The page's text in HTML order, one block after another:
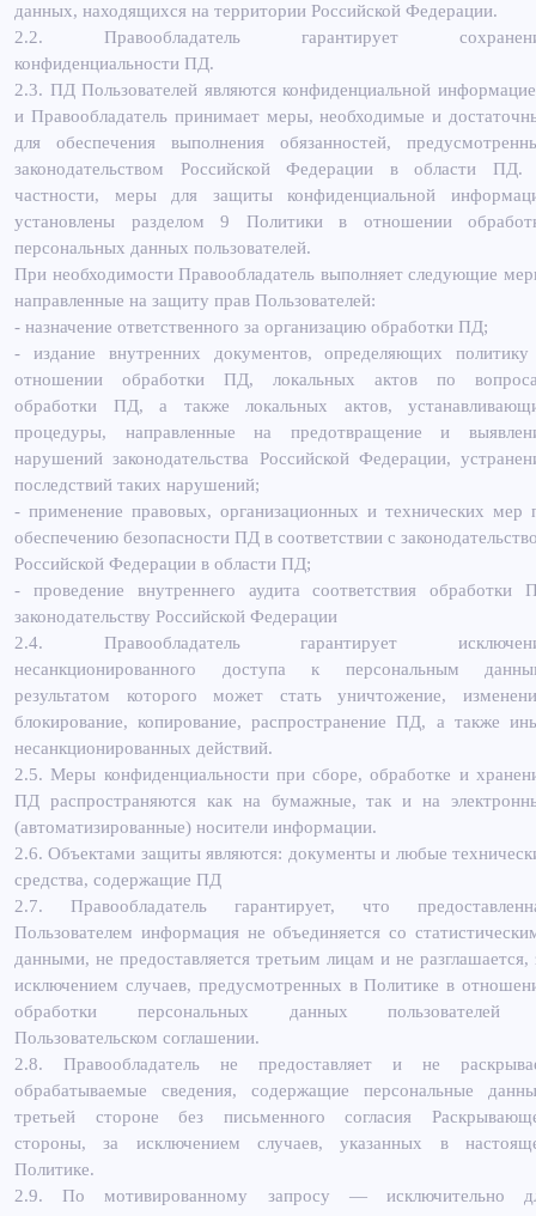
данных, находящихся на территории Российской Федерации.
2.2. Правообладатель гарантирует
конфиденциальности ПД.
2.3. ПД Пользователей являются конфиденциальной
и Правообладатель принимает меры, необходимые и
для обеспечения выполнения обязанностей,
законодательством Российской Федерации в области
частности, меры для защиты конфиденциальной
установлены разделом 9 Политики в отношении
персональных данных пользователей.
При необходимости Правообладатель выполняет следующие
направленные на защиту прав Пользователей:
- назначение ответственного за организацию обработки ПД;
- издание внутренних документов, определяющих
отношении обработки ПД, локальных актов по
обработки ПД, а также локальных актов,
процедуры, направленные на предотвращение и
нарушений законодательства Российской Федерации,
последствий таких нарушений;
- применение правовых, организационных и технических мер
обеспечению безопасности ПД в соответствии с
Российской Федерации в области ПД;
- проведение внутреннего аудита соответствия обработки
законодательству Российской Федерации
2.4. Правообладатель гарантирует
несанкционированного доступа к персональным
результатом которого может стать уничтожение,
блокирование, копирование, распространение ПД, а также
несанкционированных действий.
2.5. Меры конфиденциальности при сборе, обработке и
ПД распространяются как на бумажные, так и на
(автоматизированные) носители информации.
2.6. Объектами защиты являются: документы и любые
средства, содержащие ПД
2.7. Правообладатель гарантирует, что
Пользователем информация не объединяется со
данными, не предоставляется третьим лицам и не разглашается,
исключением случаев, предусмотренных в Политике в
обработки персональных данных пользователей
Пользовательском соглашении.
2.8. Правообладатель не предоставляет и не
обрабатываемые сведения, содержащие персональные
третьей стороне без письменного согласия
стороны, за исключением случаев, указанных в
Политике.
2.9. По мотивированному запросу — исключительно